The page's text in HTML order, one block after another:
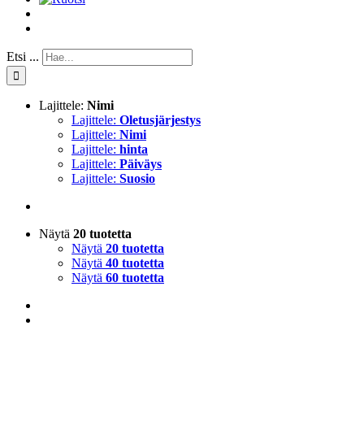
Etsi ...
Lajittele: Nimi
Lajittele: Oletusjärjestys
Lajittele: Nimi
Lajittele: hinta
Lajittele: Päiväys
Lajittele: Suosio
Näytä 20 tuotetta
Näytä 20 tuotetta
Näytä 40 tuotetta
Näytä 60 tuotetta